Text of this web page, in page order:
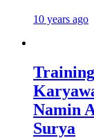
10 years ago
Namin
Surya